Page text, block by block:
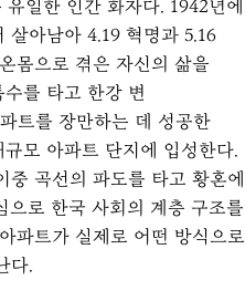
일한 인간 화자다. 1942년에
살아남아 4.19 혁명과 5.16
몸으로 겪은 자신의 삶을
를 타고 한강 변
트를 장만하는 데 성공한
모 아파트 단지에 입성한다.
중 곡선의 파도를 타고 황혼에
으로 한국 사회의 계층 구조를
파트가 실제로 어떤 방식으로
다.